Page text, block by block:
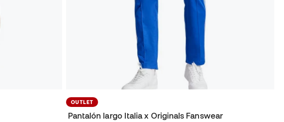
OUTLET
Pantalón largo Italia x Originals Fanswear